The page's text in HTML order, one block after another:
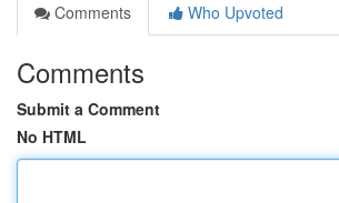
Comments
Who Upvoted
Comments
Submit a Comment
No HTML